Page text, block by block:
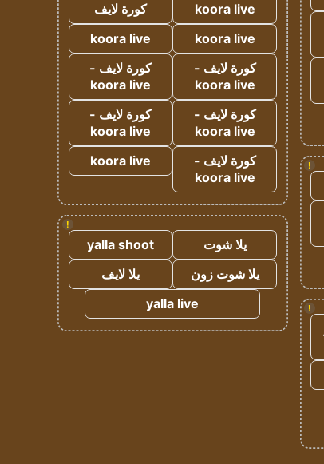
!
!
koora live
كورة لايف
koora live
koora live
كورة لايف -
koora live
كورة لايف -
koora live
كورة لايف -
koora live
كورة لايف -
koora live
كورة لايف -
koora live
koora live
!
يلا شوت
yalla shoot
يلا شوت زون
يلا لايف
yalla live